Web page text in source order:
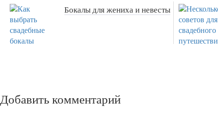
Бокалы для жениха и невесты
Добавить комментарий